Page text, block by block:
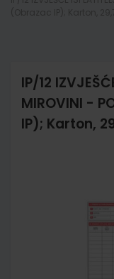
IP/12
MIROVINI -
IP); Karton,